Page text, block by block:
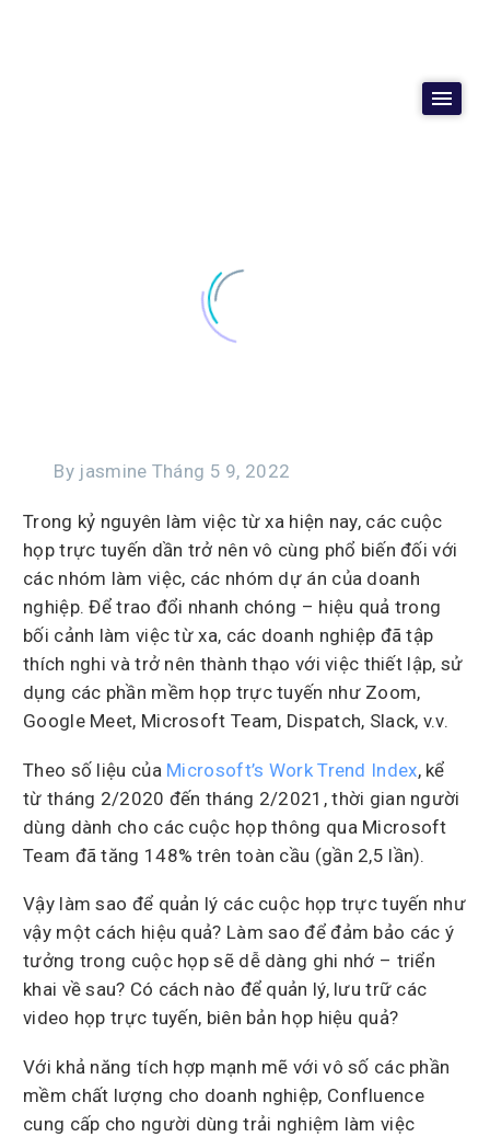
By jasmine Tháng 5 9, 2022
Trong kỷ nguyên làm việc từ xa hiện nay, các cuộc
họp trực tuyến dần trở nên vô cùng phổ biến đối với
các nhóm làm việc, các nhóm dự án của doanh
nghiệp. Để trao đổi nhanh chóng – hiệu quả trong
bối cảnh làm việc từ xa, các doanh nghiệp đã tập
thích nghi và trở nên thành thạo với việc thiết lập, sử
dụng các phần mềm họp trực tuyến như Zoom,
Google Meet, Microsoft Team, Dispatch, Slack, v.v.
Theo số liệu của Microsoft’s Work Trend Index, kể
từ tháng 2/2020 đến tháng 2/2021, thời gian người
dùng dành cho các cuộc họp thông qua Microsoft
Team đã tăng 148% trên toàn cầu (gần 2,5 lần).
Vậy làm sao để quản lý các cuộc họp trực tuyến như
vậy một cách hiệu quả? Làm sao để đảm bảo các ý
tưởng trong cuộc họp sẽ dễ dàng ghi nhớ – triển
khai về sau? Có cách nào để quản lý, lưu trữ các
video họp trực tuyến, biên bản họp hiệu quả?
Với khả năng tích hợp mạnh mẽ với vô số các phần
mềm chất lượng cho doanh nghiệp, Confluence
cung cấp cho người dùng trải nghiệm làm việc